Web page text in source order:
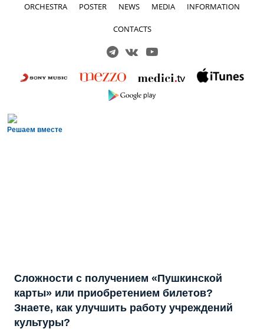
ORCHESTRA POSTER NEWS MEDIA INFORMATION
CONTACTS
Решаем вместе
Сложности с получением «Пушкинской
карты» или приобретением билетов?
Знаете, как улучшить работу учреждений
культуры?